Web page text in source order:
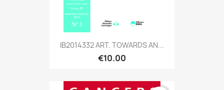
IB2014332 ART. TOWARDS AN...
€10.00